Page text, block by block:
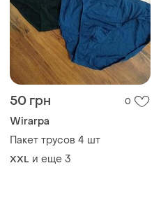
50 грн 0
Wirarpa
Пакет трусов 4 шт
XXL и еще 3